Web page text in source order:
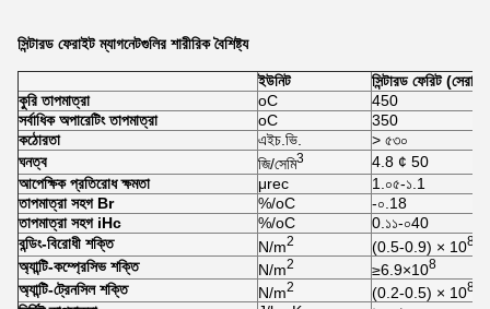
সিন্টারড ফেরাইট ম্যাগনেটগুলির শারীরিক বৈশিষ্ট্য
ইউনিট
সিন্টারড ফেরিট
কুরি তাপমাত্রা
oC
450
সর্বাধিক অপারেটিং তাপমাত্রা
oC
350
কঠোরতা
এইচ.ভি.
> ৫৩০
ঘনত্ব
জি/সেমি3
4.8 ¢ 50
আপেক্ষিক প্রতিরোধ ক্ষমতা
μrec
1.০৫-১.1
তাপমাত্রা সহগ Br
%/oC
-০.18
তাপমাত্রা সহগ iHc
%/oC
0.১১-০40
বন্ডিং-বিরোধী শক্তি
N/m2 (0.5-0.9) × 108
অ্যান্টি-কম্প্রেসিভ শক্তি N/m2 ≥6.9×108
অ্যান্টি-ট্রেনসিল শক্তি N/m2 (0.2-0.5) × 108